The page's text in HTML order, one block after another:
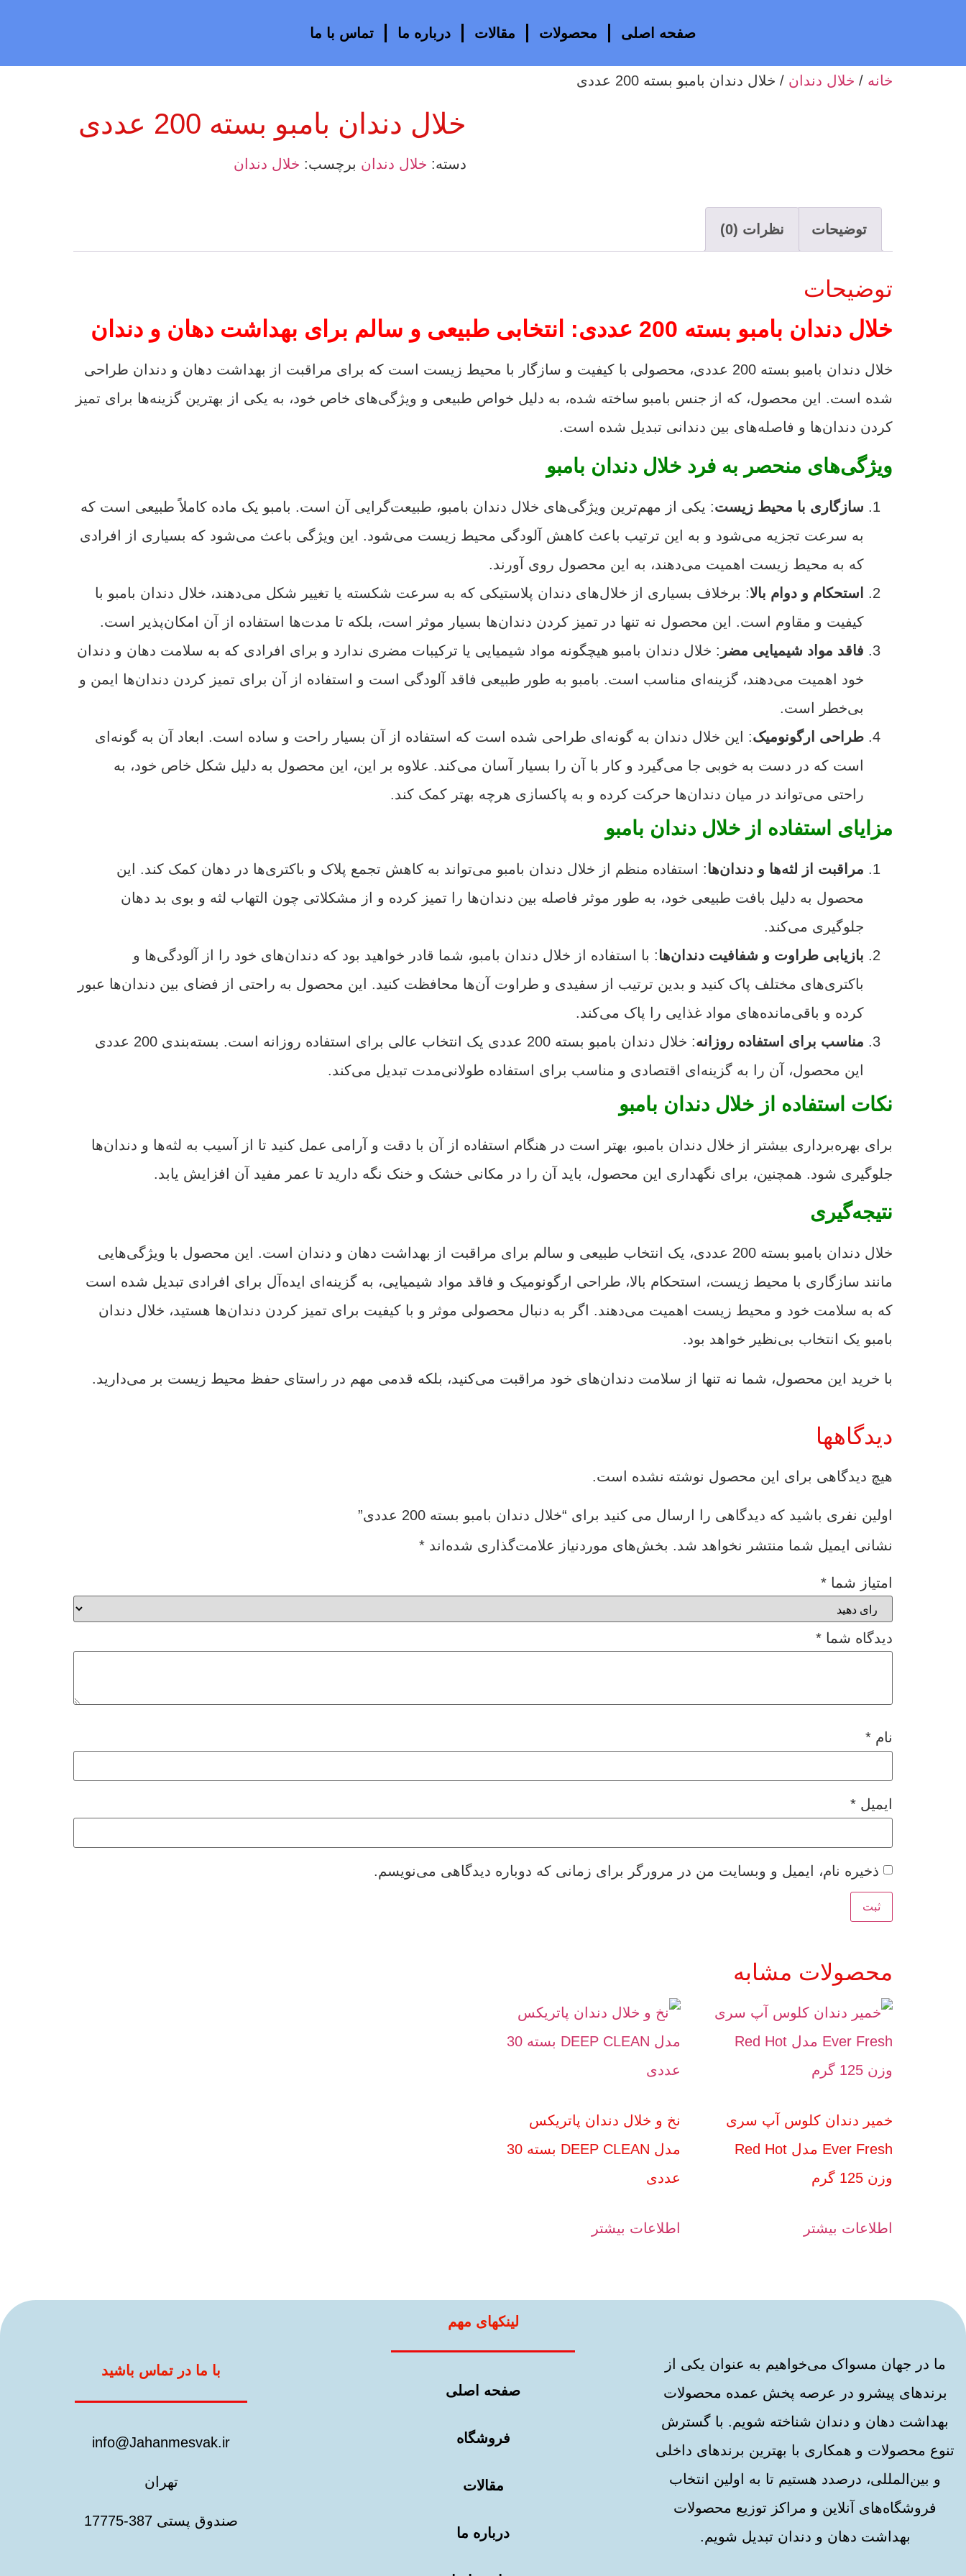
صفحه اصلی محصولات مقالات درباره ما تماس با ما
خانه / خلال دندان / خلال دندان بامبو بسته 200 عددی
خلال دندان بامبو بسته 200 عددی
دسته: خلال دندان برچسب: خلال دندان
توضیحات نظرات (0)
توضیحات
خلال دندان بامبو بسته 200 عددی: انتخابی طبیعی و سالم برای بهداشت دهان و دندان
خلال دندان بامبو بسته 200 عددی، محصولی با کیفیت و سازگار با محیط زیست است که برای مراقبت از بهداشت دهان و دندان طراحی
شده است. این محصول، که از جنس بامبو ساخته شده، به دلیل خواص طبیعی و ویژگی‌های خاص خود، به یکی از بهترین گزینه‌ها برای تمیز
کردن دندان‌ها و فاصله‌های بین دندانی تبدیل شده است.
ویژگی‌های منحصر به فرد خلال دندان بامبو
سازگاری با محیط زیست: یکی از مهم‌ترین ویژگی‌های خلال دندان بامبو، طبیعت‌گرایی آن است. بامبو یک ماده کاملاً طبیعی است که
به سرعت تجزیه می‌شود و به این ترتیب باعث کاهش آلودگی محیط زیست می‌شود. این ویژگی باعث می‌شود که بسیاری از افرادی
که به محیط زیست اهمیت می‌دهند، به این محصول روی آورند.
استحکام و دوام بالا: برخلاف بسیاری از خلال‌های دندان پلاستیکی که به سرعت شکسته یا تغییر شکل می‌دهند، خلال دندان بامبو با
کیفیت و مقاوم است. این محصول نه تنها در تمیز کردن دندان‌ها بسیار موثر است، بلکه تا مدت‌ها استفاده از آن امکان‌پذیر است.
فاقد مواد شیمیایی مضر : خلال دندان بامبو هیچگونه مواد شیمیایی یا ترکیبات مضری ندارد و برای افرادی که به سلامت دهان و دندان
خود اهمیت می‌دهند، گزینه‌ای مناسب است. بامبو به طور طبیعی فاقد آلودگی است و استفاده از آن برای تمیز کردن دندان‌ها ایمن و
بی‌خطر است.
طراحی ارگونومیک: این خلال دندان به گونه‌ای طراحی شده است که استفاده از آن بسیار راحت و ساده است. ابعاد آن به گونه‌ای
است که در دست به خوبی جا می‌گیرد و کار با آن را بسیار آسان می‌کند. علاوه بر این، این محصول به دلیل شکل خاص خود، به
راحتی می‌تواند در میان دندان‌ها حرکت کرده و به پاکسازی هرچه بهتر کمک کند.
مزایای استفاده از خلال دندان بامبو
مراقبت از لثه‌ها و دندان‌ها: استفاده منظم از خلال دندان بامبو می‌تواند به کاهش تجمع پلاک و باکتری‌ها در دهان کمک کند. این
محصول به دلیل بافت طبیعی خود، به طور موثر فاصله بین دندان‌ها را تمیز کرده و از مشکلاتی چون التهاب لثه و بوی بد دهان
جلوگیری می‌کند.
بازیابی طراوت و شفافیت دندان‌ها: با استفاده از خلال دندان بامبو، شما قادر خواهید بود که دندان‌های خود را از آلودگی‌ها و
باکتری‌های مختلف پاک کنید و بدین ترتیب از سفیدی و طراوت آن‌ها محافظت کنید. این محصول به راحتی از فضای بین دندان‌ها عبور
کرده و باقی‌مانده‌های مواد غذایی را پاک می‌کند.
مناسب برای استفاده روزانه
: خلال دندان بامبو بسته 200 عددی یک انتخاب عالی برای استفاده روزانه است. بسته‌بندی 200 عددی
این محصول، آن را به گزینه‌ای اقتصادی و مناسب برای استفاده طولانی‌مدت تبدیل می‌کند.
نکات استفاده از خلال دندان بامبو
برای بهره‌برداری بیشتر از خلال دندان بامبو، بهتر است در هنگام استفاده از آن با دقت و آرامی عمل کنید تا از آسیب به لثه‌ها و دندان‌ها
جلوگیری شود. همچنین، برای نگهداری این محصول، باید آن را در مکانی خشک و خنک نگه دارید تا عمر مفید آن افزایش یابد.
نتیجه‌گیری
خلال دندان بامبو بسته 200 عددی، یک انتخاب طبیعی و سالم برای مراقبت از بهداشت دهان و دندان است. این محصول با ویژگی‌هایی
مانند سازگاری با محیط زیست، استحکام بالا، طراحی ارگونومیک و فاقد مواد شیمیایی، به گزینه‌ای ایده‌آل برای افرادی تبدیل شده است
که به سلامت خود و محیط زیست اهمیت می‌دهند. اگر به دنبال محصولی موثر و با کیفیت برای تمیز کردن دندان‌ها هستید، خلال دندان
بامبو یک انتخاب بی‌نظیر خواهد بود.
با خرید این محصول، شما نه تنها از سلامت دندان‌های خود مراقبت می‌کنید، بلکه قدمی مهم در راستای حفظ محیط زیست بر می‌دارید.
دیدگاهها
هیچ دیدگاهی برای این محصول نوشته نشده است.
اولین نفری باشید که دیدگاهی را ارسال می کنید برای “خلال دندان بامبو بسته 200 عددی”
نشانی ایمیل شما منتشر نخواهد شد. بخش‌های موردنیاز علامت‌گذاری شده‌اند *
امتیاز شما *
دیدگاه شما *
نام *
ایمیل *
ذخیره نام، ایمیل و وبسایت من در مرورگر برای زمانی که دوباره دیدگاهی می‌نویسم.
محصولات مشابه
خمیر دندان کلوس آپ سری
Ever Fresh مدل Red Hot
وزن 125 گرم
اطلاعات بیشتر
نخ و خلال دندان پاتریکس
مدل DEEP CLEAN بسته 30
عددی
اطلاعات بیشتر
ما در جهان مسواک می‌خواهیم به عنوان یکی از
برندهای پیشرو در عرصه پخش عمده محصولات
بهداشت دهان و دندان شناخته شویم. با گسترش
تنوع محصولات و همکاری با بهترین برندهای داخلی
و بین‌المللی، درصدد هستیم تا به اولین انتخاب
فروشگاه‌های آنلاین و مراکز توزیع محصولات
بهداشت دهان و دندان تبدیل شویم.
لینکهای مهم
صفحه اصلی
فروشگاه
مقالات
درباره ما
با ما در تماس باشید
info@Jahanmesvak.ir
تهران
صندوق پستی 387-17775